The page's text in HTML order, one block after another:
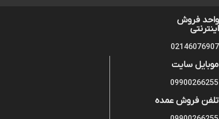
واحد فروش
اینترنتی
02146076907
موبایل سایت
09900266255
تلفن فروش عمده